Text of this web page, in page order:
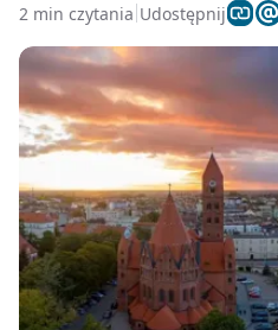
2 min czytania Udostępnij